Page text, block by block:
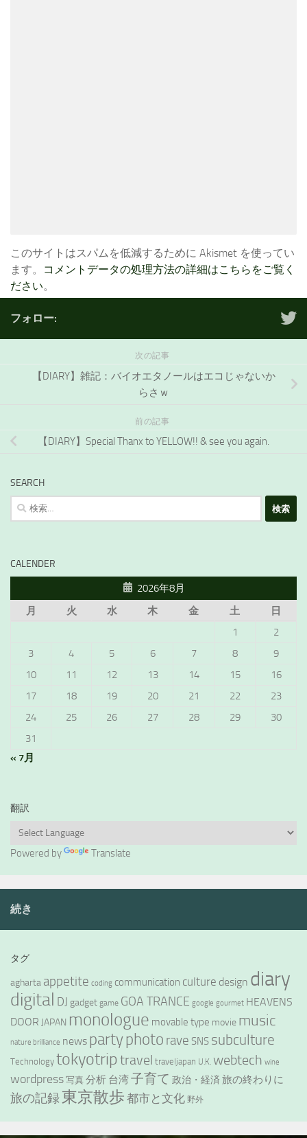
このサイトはスパムを低減するために Akismet を使ってい
ます。
コメントデータの処理方法の詳細はこちらをご覧く
ださい。
フォロー:
次の記事
【DIARY】雑記：バイオエタノールはエコじゃないか
らさｗ
前の記事
【DIARY】Special Thanx to YELLOW!! & see you again.
SEARCH
検
索:
CALENDER
2026年8月
月
火 水 木 金 土
日
1
2
3
4 5 6 7 8
9
10
11 12 13 14 15
16
17
18 19 20 21 22
23
24
25 26 27 28 29
30
31
« 7月
翻訳
Powered by Translate
続き
タグ
agharta appetite coding communication culture design diary
digital DJ gadget game GOA TRANCE google gourmet HEAVENS
DOOR JAPAN monologue movable type movie music
nature brilliance news partyphoto rave SNS subculture
Technology tokyotriptravel traveljapan U.K. webtech wine
wordpress 写真 分析 台湾子育て 政治・経済 旅の終わりに
旅の記録東京散歩 都市と文化 野外